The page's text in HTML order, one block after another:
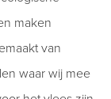
maken
van
waar wij mee